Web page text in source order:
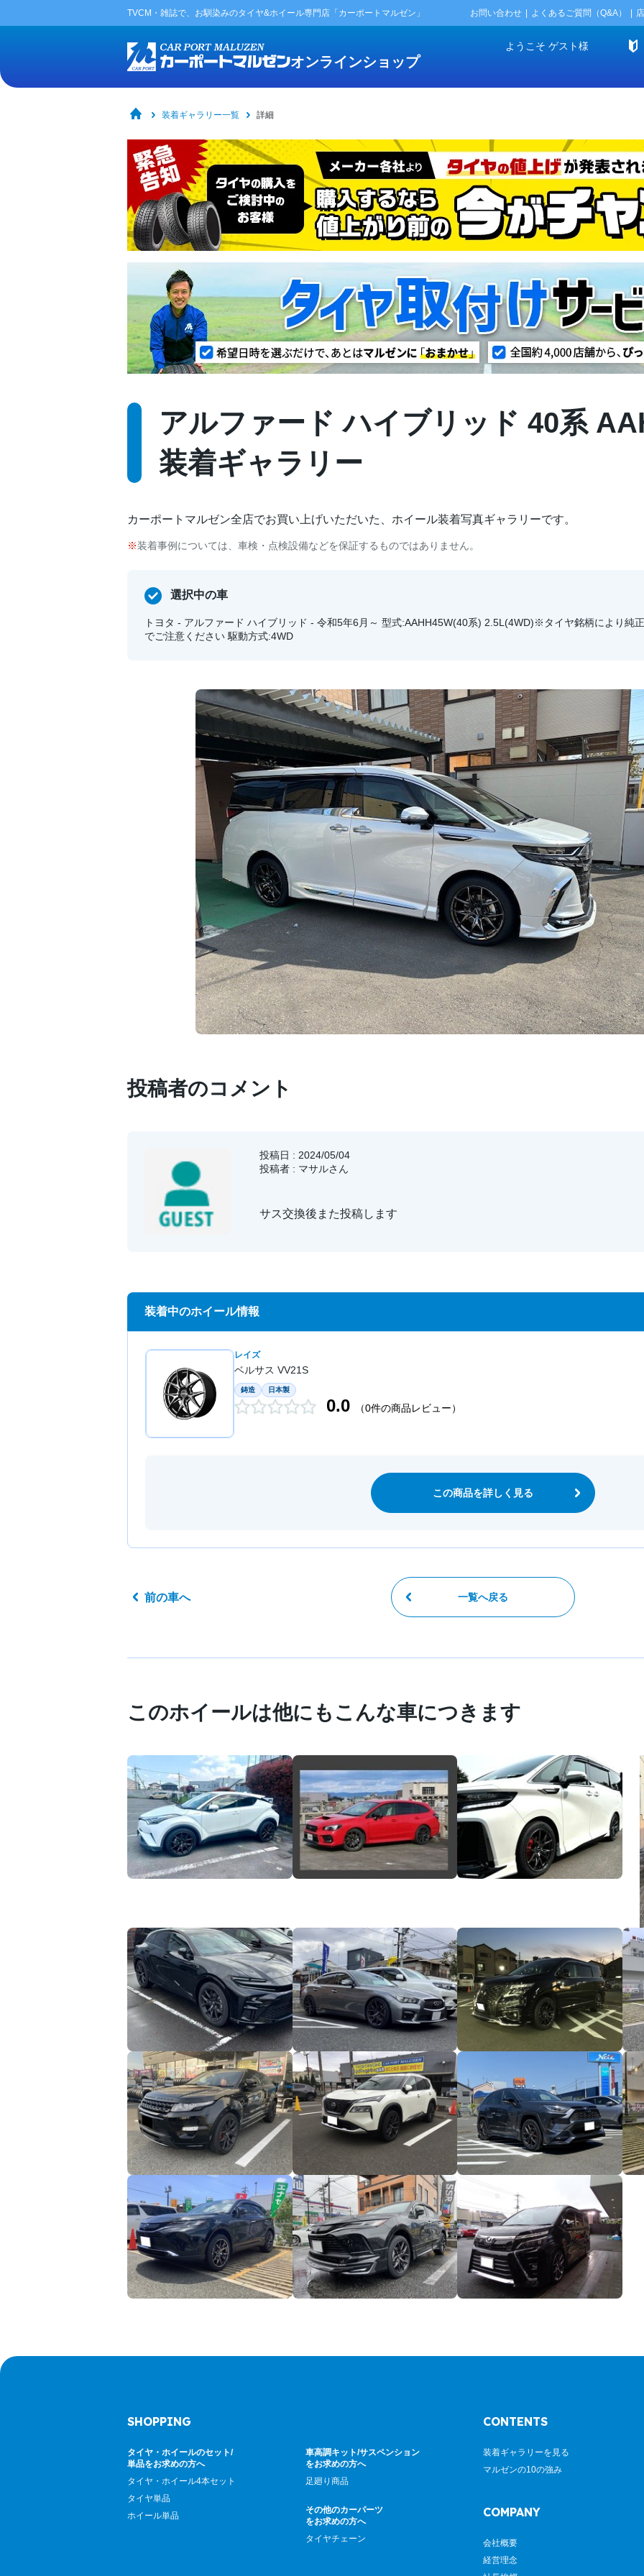
TVCM・雑誌で、お馴染みのタイヤ&ホイール専門店「カーポートマルゼン」 お問い合わせ よくあるご質問（Q&A）
オンラインショップ
ようこそ ゲスト様
装着ギャラリー一覧 詳細
アルファード ハイブリッド 40系
装着ギャラリー
カーポートマルゼン全店でお買い上げいただいた、ホイール装着写真ギャラリーです。
装着事例については、車検・点検設備などを保証するものではありません。
選択中の車
トヨタ - アルファード ハイブリッド - 令和5年6月～ 型式:AAHH45W(40系) 2.5L(4WD)※タイヤ銘柄により純
でご注意ください 駆動方式:4WD
投稿者のコメント
投稿日 : 2024/05/04
投稿者 : マサルさん
サス交換後また投稿します
装着中のホイール情報
レイズ
ベルサス VV21S
鋳造 日本製
0.0 （0件の商品レビュー）
この商品を詳しく見る
前の車へ 一覧へ戻る
このホイールは他にもこんな車につきます
SHOPPING
タイヤ・ホイールのセット/
単品をお求めの方へ
タイヤ・ホイール4本セット
タイヤ単品
ホイール単品
車高調キット/サスペンション
をお求めの方へ
足廻り商品
その他のカーパーツ
をお求めの方へ
タイヤチェーン
CONTENTS
装着ギャラリーを見る
マルゼンの10の強み
COMPANY
会社概要
経営理念